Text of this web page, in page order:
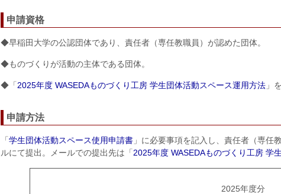
申請資格
◆早稲田大学の公認団体であり、責任者（専任教職員）が認めた団体。
◆ものづくりが活動の主体である団体。
◆「 2025年度 WASEDAものづくり工房 学生団体活動スペース運用方法 」
申請方法
「 学生団体活動スペース使用申請書 」に必要事項を記入し、責任者（専任
ルにて提出。メールでの提出先は「 2025年度 WASEDAものづくり工房 学
2025年度分